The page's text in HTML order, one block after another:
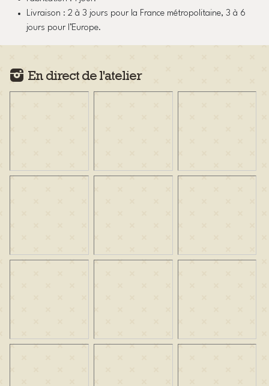
Livraison : 2 à 3 jours pour la France métropolitaine, 3 à 6
jours pour l’Europe.
En direct de l'atelier